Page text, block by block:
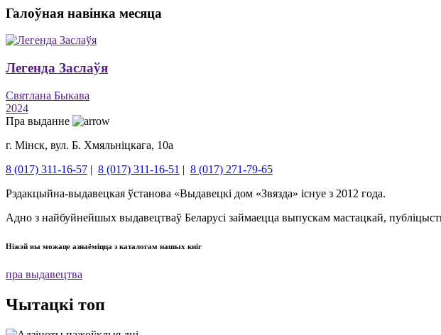
Галоўная навінка месяца
Легенда Заслаўя
Святлана Быкава
2024
Пра выданне
г. Мінск, вул. Б. Хмяльніцкага, 10а
8 (017) 311-16-57 | 8 (017) 311-16-51 | 8 (017) 271-79-65
Рэдакцыйна-выдавецкая ўстанова «Выдавецкі дом «Звязда» існуе з 2012 года.
Адно з найбуйнейшых выдавецтваў Беларусі займаецца выпускам мастацкай,
Ніжэй вы можаце азнаёміцца ​​з каталогам нашых кніг
пра выдавецтва
Чытацкі топ